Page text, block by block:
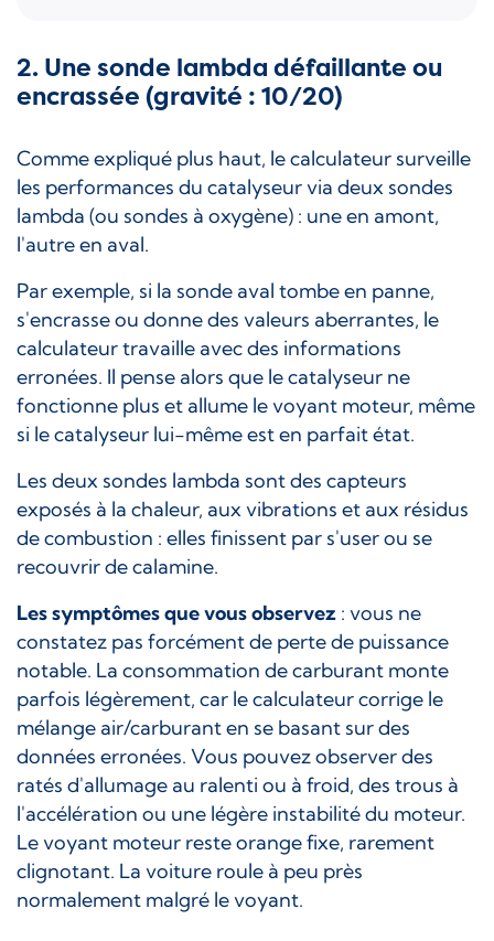
2. Une sonde lambda défaillante ou
encrassée (gravité : 10/20)
Comme expliqué plus haut, le calculateur surveille
les performances du catalyseur via deux sondes
lambda (ou sondes à oxygène) : une en amont,
l'autre en aval.
Par exemple, si la sonde aval tombe en panne,
s'encrasse ou donne des valeurs aberrantes, le
calculateur travaille avec des informations
erronées. Il pense alors que le catalyseur ne
fonctionne plus et allume le voyant moteur, même
si le catalyseur lui-même est en parfait état.
Les deux sondes lambda sont des capteurs
exposés à la chaleur, aux vibrations et aux résidus
de combustion : elles finissent par s'user ou se
recouvrir de calamine.
Les symptômes que vous observez : vous ne
constatez pas forcément de perte de puissance
notable. La consommation de carburant monte
parfois légèrement, car le calculateur corrige le
mélange air/carburant en se basant sur des
données erronées. Vous pouvez observer des
ratés d'allumage au ralenti ou à froid, des trous à
l'accélération ou une légère instabilité du moteur.
Le voyant moteur reste orange fixe, rarement
clignotant. La voiture roule à peu près
normalement malgré le voyant.